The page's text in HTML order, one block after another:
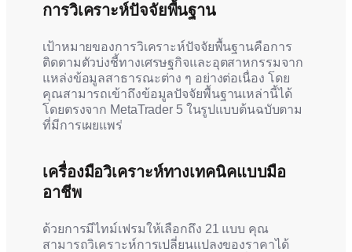
การวิเคราะห์ปัจจัยพื้นฐาน
เป้าหมายของการวิเคราะห์ปัจจัยพื้นฐานคือการ
ติดตามตัวบ่งชี้ทางเศรษฐกิจและอุตสาหกรรมจาก
แหล่งข้อมูลสาธารณะต่าง ๆ อย่างต่อเนื่อง โดย
คุณสามารถเข้าถึงข้อมูลปัจจัยพื้นฐานเหล่านี้ได้
โดยตรงจาก MetaTrader 5 ในรูปแบบต้นฉบับตาม
ที่มีการเผยแพร่
เครื่องมือวิเคราะห์ทางเทคนิคแบบมือ
อาชีพ
ด้วยการมีไทม์เฟรมให้เลือกถึง 21 แบบ คุณ
สามารถวิเคราะห์การเปลี่ยนแปลงของราคาได้